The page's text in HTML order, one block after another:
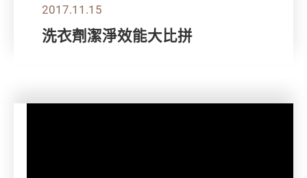
2017.11.15
洗衣劑潔淨效能大比拼